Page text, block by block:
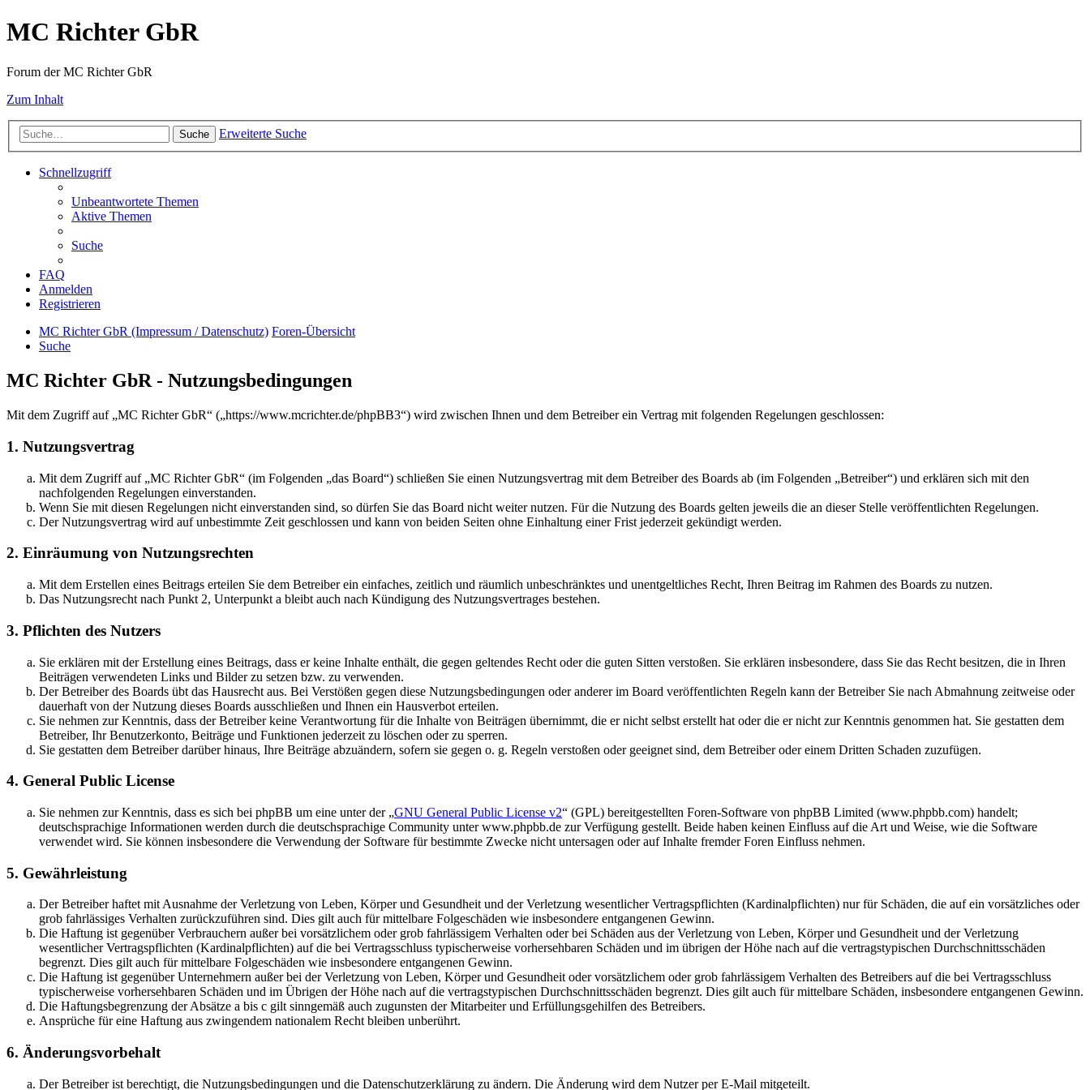
MC Richter GbR
Forum der MC Richter GbR
Zum Inhalt
Suche Erweiterte Suche
Schnellzugriff
Unbeantwortete Themen
Aktive Themen
Suche
FAQ
Anmelden
Registrieren
MC Richter GbR (Impressum / Datenschutz) Foren-Übersicht
Suche
MC Richter GbR - Nutzungsbedingungen
Mit dem Zugriff auf „MC Richter GbR“ („https://www.mcrichter.de/phpBB3“) wird zwischen Ihnen und dem Betreiber ein Vertrag mit folgenden Regelungen geschlossen:
1. Nutzungsvertrag
Mit dem Zugriff auf „MC Richter GbR“ (im Folgenden „das Board“) schließen Sie einen Nutzungsvertrag mit dem Betreiber des Boards ab (im Folgenden „Betreiber“) und erklären sich mit den
nachfolgenden Regelungen einverstanden.
Wenn Sie mit diesen Regelungen nicht einverstanden sind, so dürfen Sie das Board nicht weiter nutzen. Für die Nutzung des Boards gelten jeweils die an dieser Stelle veröffentlichten Regelungen.
Der Nutzungsvertrag wird auf unbestimmte Zeit geschlossen und kann von beiden Seiten ohne Einhaltung einer Frist jederzeit gekündigt werden.
2. Einräumung von Nutzungsrechten
Mit dem Erstellen eines Beitrags erteilen Sie dem Betreiber ein einfaches, zeitlich und räumlich unbeschränktes und unentgeltliches Recht, Ihren Beitrag im Rahmen des Boards zu nutzen.
Das Nutzungsrecht nach Punkt 2, Unterpunkt a bleibt auch nach Kündigung des Nutzungsvertrages bestehen.
3. Pflichten des Nutzers
Sie erklären mit der Erstellung eines Beitrags, dass er keine Inhalte enthält, die gegen geltendes Recht oder die guten Sitten verstoßen. Sie erklären insbesondere, dass Sie das Recht besitzen, die in Ihren
Beiträgen verwendeten Links und Bilder zu setzen bzw. zu verwenden.
Der Betreiber des Boards übt das Hausrecht aus. Bei Verstößen gegen diese Nutzungsbedingungen oder anderer im Board veröffentlichten Regeln kann der Betreiber Sie nach Abmahnung zeitweise oder
dauerhaft von der Nutzung dieses Boards ausschließen und Ihnen ein Hausverbot erteilen.
Sie nehmen zur Kenntnis, dass der Betreiber keine Verantwortung für die Inhalte von Beiträgen übernimmt, die er nicht selbst erstellt hat oder die er nicht zur Kenntnis genommen hat. Sie gestatten dem
Betreiber, Ihr Benutzerkonto, Beiträge und Funktionen jederzeit zu löschen oder zu sperren.
Sie gestatten dem Betreiber darüber hinaus, Ihre Beiträge abzuändern, sofern sie gegen o. g. Regeln verstoßen oder geeignet sind, dem Betreiber oder einem Dritten Schaden zuzufügen.
4. General Public License
Sie nehmen zur Kenntnis, dass es sich bei phpBB um eine unter der „GNU General Public License v2“ (GPL) bereitgestellten Foren-Software von phpBB Limited (www.phpbb.com) handelt;
deutschsprachige Informationen werden durch die deutschsprachige Community unter www.phpbb.de zur Verfügung gestellt. Beide haben keinen Einfluss auf die Art und Weise, wie die Software
verwendet wird. Sie können insbesondere die Verwendung der Software für bestimmte Zwecke nicht untersagen oder auf Inhalte fremder Foren Einfluss nehmen.
5. Gewährleistung
Der Betreiber haftet mit Ausnahme der Verletzung von Leben, Körper und Gesundheit und der Verletzung wesentlicher Vertragspflichten (Kardinalpflichten) nur für Schäden, die auf ein vorsätzliches oder
grob fahrlässiges Verhalten zurückzuführen sind. Dies gilt auch für mittelbare Folgeschäden wie insbesondere entgangenen Gewinn.
Die Haftung ist gegenüber Verbrauchern außer bei vorsätzlichem oder grob fahrlässigem Verhalten oder bei Schäden aus der Verletzung von Leben, Körper und Gesundheit und der Verletzung
wesentlicher Vertragspflichten (Kardinalpflichten) auf die bei Vertragsschluss typischerweise vorhersehbaren Schäden und im übrigen der Höhe nach auf die vertragstypischen Durchschnittsschäden
begrenzt. Dies gilt auch für mittelbare Folgeschäden wie insbesondere entgangenen Gewinn.
Die Haftung ist gegenüber Unternehmern außer bei der Verletzung von Leben, Körper und Gesundheit oder vorsätzlichem oder grob fahrlässigem Verhalten des Betreibers auf die bei Vertragsschluss
typischerweise vorhersehbaren Schäden und im Übrigen der Höhe nach auf die vertragstypischen Durchschnittsschäden begrenzt. Dies gilt auch für mittelbare Schäden, insbesondere entgangenen Gewinn.
Die Haftungsbegrenzung der Absätze a bis c gilt sinngemäß auch zugunsten der Mitarbeiter und Erfüllungsgehilfen des Betreibers.
Ansprüche für eine Haftung aus zwingendem nationalem Recht bleiben unberührt.
6. Änderungsvorbehalt
Der Betreiber ist berechtigt, die Nutzungsbedingungen und die Datenschutzerklärung zu ändern. Die Änderung wird dem Nutzer per E-Mail mitgeteilt.